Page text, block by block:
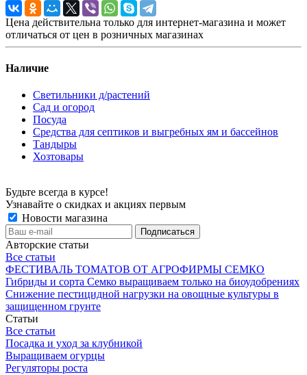
Цена действительна только для интернет-магазина и может
отличаться от цен в розничных магазинах
Наличие
Светильники д/растений
Сад и огород
Посуда
Средства для септиков и выгребных ям и бассейнов
Тандыры
Хозтовары
Будьте всегда в курсе!
Узнавайте о скидках и акциях первым
Новости магазина
Авторские статьи
Все статьи
ФЕСТИВАЛЬ ТОМАТОВ ОТ АГРОФИРМЫ СЕМКО
Гибриды и сорта Семко выращиваем только на биоудобрениях
Снижение пестицидной нагрузки на овощные культуры в
защищенном грунте
Статьи
Все статьи
Посадка и уход за клубникой
Выращиваем огурцы
Регуляторы роста